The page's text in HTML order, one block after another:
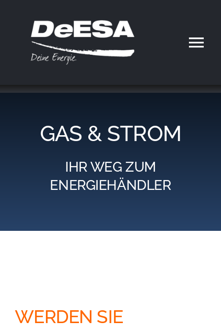
Geschäftsfelder
Partner werden
GAS & STROM
IHR WEG ZUM
ENERGIEHÄNDLER
WERDEN SIE